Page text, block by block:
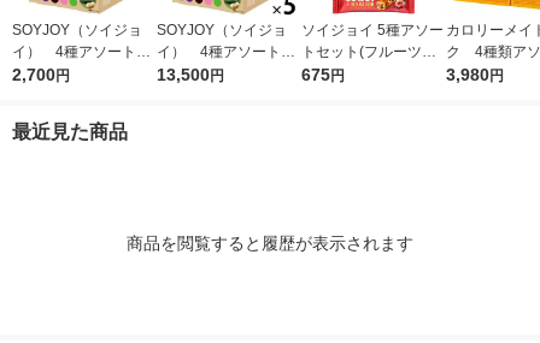
SOYJOY（ソイジョ
イ） 4種アソートセ
ット 1箱（20本入）
2,700円
SOYJOY（ソイジョ
イ） 4種アソート
1セット（1箱（20本
13,500円
ソイジョイ 5種アソー
トセット(フルーツ＆
ベイクドチーズ・バナ
675円
カロリーメイ
ク 4種類ア
（チーズ・チ
3,980円
最近見た商品
商品を閲覧すると履歴が表示されます